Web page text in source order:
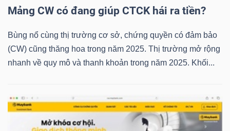
Mảng CW có đang giúp CTCK hái ra tiền?
Bùng nổ cùng thị trường cơ sở, chứng quyền có đảm bảo
(CW) cũng thăng hoa trong năm 2025. Thị trường mở rộng
nhanh về quy mô và thanh khoản trong năm 2025. Khối...
TRÁI
PHIẾU
CÔNG
ĐẦU
TƯ